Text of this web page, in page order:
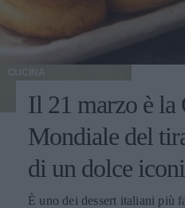
CUCINA
Il 21 marzo è la
Mondiale del
di un dolce
È uno dei dessert italiani più